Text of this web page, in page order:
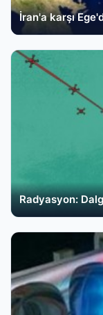
İran'a karşı
Radyasyon: